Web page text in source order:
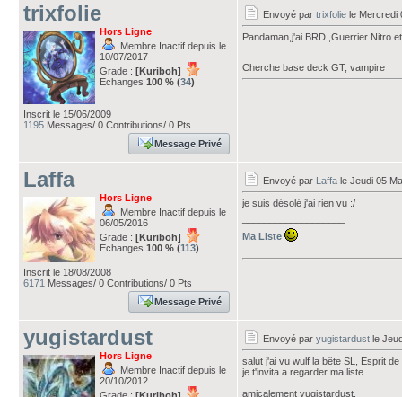
trixfolie
Hors Ligne
Membre Inactif depuis le
10/07/2017
Grade : [Kuriboh]
Echanges 100 % (34)
Inscrit le 15/06/2009
1195 Messages/ 0 Contributions/ 0 Pts
Message Privé
Envoyé par trixfolie le Mercredi
Pandaman,j'ai BRD ,Guerrier Nitro
Cherche base deck GT, vampire
Laffa
Hors Ligne
Membre Inactif depuis le
06/05/2016
Grade : [Kuriboh]
Echanges 100 % (113)
Inscrit le 18/08/2008
6171 Messages/ 0 Contributions/ 0 Pts
Message Privé
Envoyé par Laffa le Jeudi 05
je suis désolé j'ai rien vu :/
Ma Liste
yugistardust
Hors Ligne
Membre Inactif depuis le
20/10/2012
Envoyé par yugistardust le
salut j'ai vu wulf la bête SL, Esprit
je t'invita a regarder ma liste.
amicalement yugistardust.